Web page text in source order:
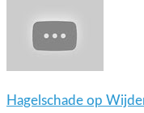
Hagelschade op